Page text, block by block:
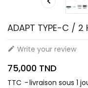
ADAPT TYPE-C / 2
 Write your review
75,000 TND
TTC
livraison sous 1